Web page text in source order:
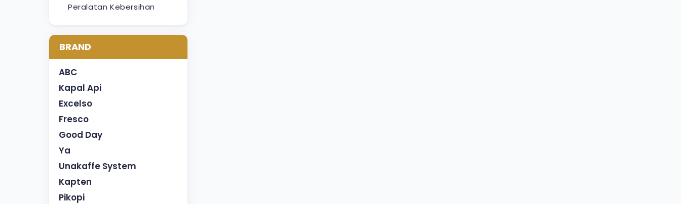
Peralatan Kebersihan
BRAND
ABC
Kapal Api
Excelso
Fresco
Good Day
Ya
Unakaffe System
Kapten
Pikopi